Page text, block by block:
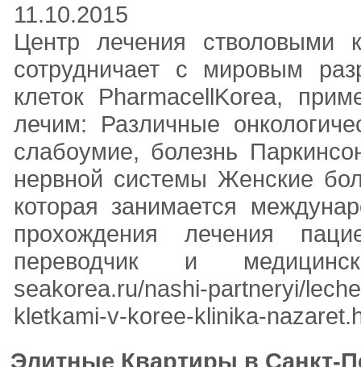
11.10.2015
Центр лечения стволовыми
сотрудничает с мировым
клеток PharmacellKorea,
лечим: Различные
слабоумие, болезнь
нервной системы Женские
которая занимается
прохождения лечения
переводчик и
seakorea.ru/nashi-partneryi/
kletkami-v-koree-klinika-
Элитные Квартиры в Санкт-